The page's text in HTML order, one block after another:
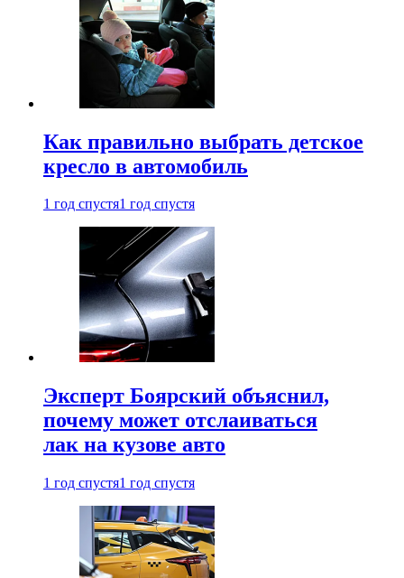
Как правильно выбрать детское
кресло в автомобиль
1 год спустя1 год спустя
Эксперт Боярский объяснил,
почему может отслаиваться
лак на кузове авто
1 год спустя1 год спустя